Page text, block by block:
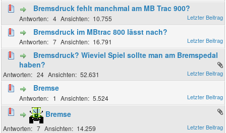
Bremsdruck fehlt manchmal am MB Trac 900?
4 10.755
Bremsdruck im MBtrac 800 lässt nach?
7 16.791
Bremsdruck? Wieviel Spiel sollte man am Bremspedal
haben?
24 52.631
Bremse
1 5.524
Bremse
7 14.259